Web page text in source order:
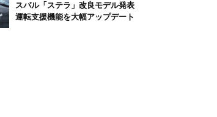
スバル「ステラ」改良モデル発表
運転支援機能を大幅アップデート